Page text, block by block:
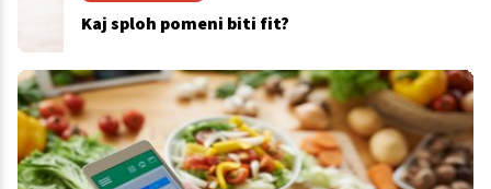
Kaj sploh pomeni biti fit?